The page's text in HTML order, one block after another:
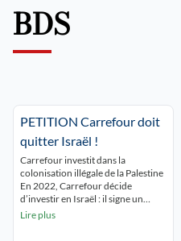
BDS
PETITION Carrefour doit
quitter Israël !
Carrefour investit dans la
colonisation illégale de la Palestine
En 2022, Carrefour décide
d’investir en Israël : il signe un
accord de franchise avec la société
Lire plus